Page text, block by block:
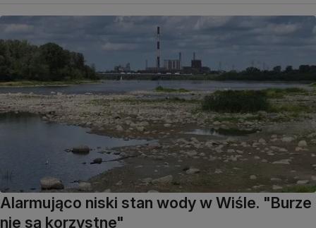
Alarmująco niski stan wody w Wiśle. "Burze
nie są korzystne"